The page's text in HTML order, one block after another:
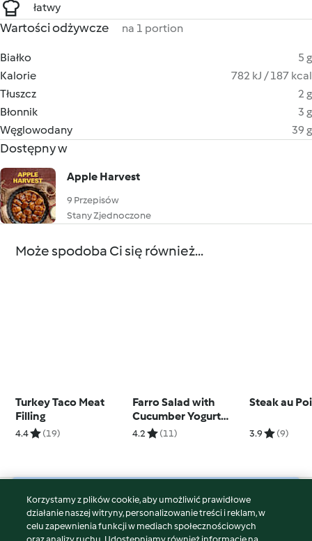
łatwy
Wartości odżywcze na 1 portion
Białko
5 g
Kalorie
782 kJ / 187 kcal
Tłuszcz
2 g
Błonnik
3 g
Węglowodany
39 g
Dostępny w
Apple Harvest
9 Przepisów
Stany Zjednoczone
Może spodoba Ci się również...
Turkey Taco Meat
Filling
4.4 (19)
Farro Salad with
Cucumber Yogurt
Dressing
4.2 (11)
Steak au
3.9 (9)
© Copyright 2026
Warunki korzystania
Korzystamy z plików cookie, aby umożliwić prawidłowe
działanie naszej witryny, personalizowanie treści i reklam, w
celu zapewnienia funkcji w mediach społecznościowych